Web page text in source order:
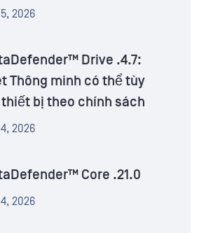
2026
Drive .4.7:
Thông minh có thể tùy
bị theo chính sách
2026
Core .21.0
2026